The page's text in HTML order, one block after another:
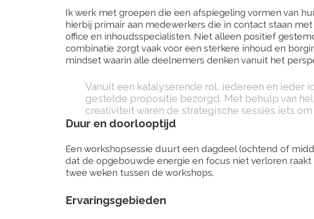
Ik werk met groepen die een afspiegeling vormen van
hierbij primair aan medewerkers die in contact staan
office en inhoudsspecialisten. Niet alleen positief
combinatie zorgt vaak voor een sterkere inhoud en
mindset waarin alle deelnemers denken vanuit het
Vanuit een katalyserende rol, iedereen en ieder
gestelde propositie bezorgd. Met behulp van
creativiteit waren de strategische sessies iets om
Duur en doorlooptijd
Een workshopsessie duurt een dagdeel (ochtend of
dat de opgebouwde energie en focus niet verloren
twee weken tussen de workshops.
Ervaringsgebieden